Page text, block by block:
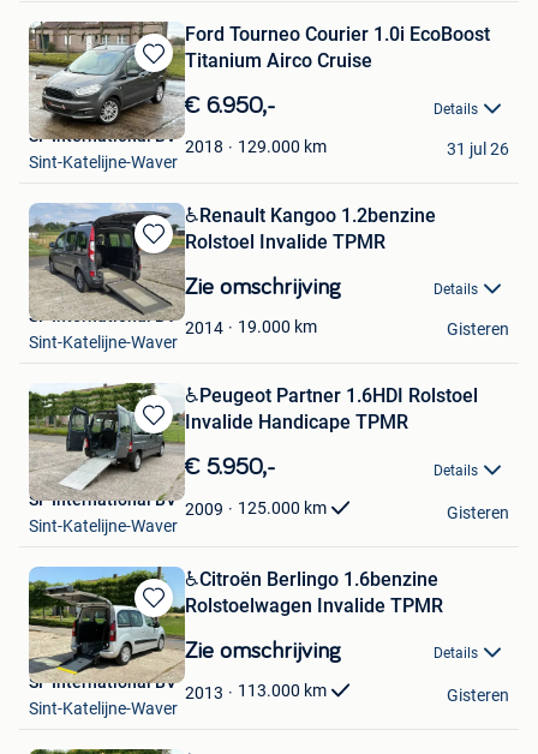
Bewaren
in
Mijn
Favorieten
Ford Tourneo Courier 1.0i EcoBoost
Titanium Airco Cruise
€ 6.950,- Details
2018 129.000 km
SF International BV
Sint-Katelijne-Waver
31 jul 26
Bewaren
in
Mijn
Favorieten
️♿️Renault Kangoo 1.2benzine
Rolstoel Invalide TPMR
Zie omschrijving Details
2014 19.000 km
SF International BV
Sint-Katelijne-Waver
Gisteren
Bewaren
in
Mijn
Favorieten
️️️♿️Peugeot Partner 1.6HDI Rolstoel
Invalide Handicape TPMR
€ 5.950,- Details
2009 125.000 km
SF International BV
Sint-Katelijne-Waver
Gisteren
Bewaren
in
Mijn
Favorieten
️♿️Citroën Berlingo 1.6benzine
Rolstoelwagen Invalide TPMR
Zie omschrijving Details
2013 113.000 km
SF International BV
Sint-Katelijne-Waver
Gisteren